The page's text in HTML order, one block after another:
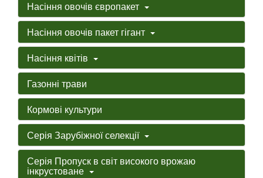
Насіння овочів європакет
Насіння овочів пакет гігант
Насіння квітів
Газонні трави
Кормові культури
Серія Зарубіжної селекції
Серія Пропуск в світ високого врожаю
інкрустоване